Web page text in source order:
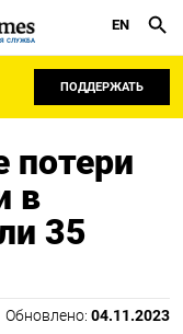
СЛУЖБА
EN
ПОДДЕРЖАТЬ
в
35
Обновлено: 04.11.2023